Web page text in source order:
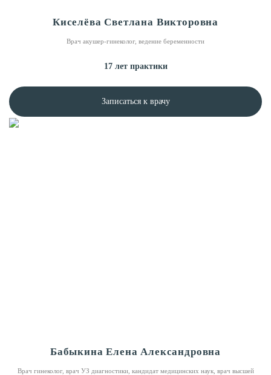
Киселёва Светлана Викторовна
Врач акушер-гинеколог, ведение беременности
17 лет практики
Записаться к врачу
Бабыкина Елена Александровна
Врач гинеколог, врач УЗ диагностики, кандидат медицинских наук, врач высшей